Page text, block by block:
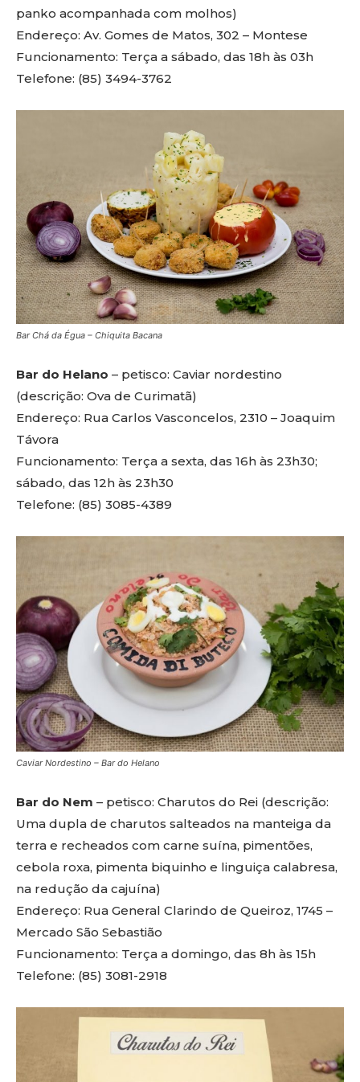
panko acompanhada com molhos)
Endereço: Av. Gomes de Matos, 302 – Montese
Funcionamento: Terça a sábado, das 18h às 03h
Telefone: (85) 3494-3762
Bar Chá da Égua – Chiquita Bacana
Bar do Helano – petisco: Caviar nordestino
(descrição: Ova de Curimatã)
Endereço: Rua Carlos Vasconcelos, 2310 – Joaquim
Távora
Funcionamento: Terça a sexta, das 16h às 23h30;
sábado, das 12h às 23h30
Telefone: (85) 3085-4389
Caviar Nordestino – Bar do Helano
Bar do Nem – petisco: Charutos do Rei (descrição:
Uma dupla de charutos salteados na manteiga da
terra e recheados com carne suína, pimentões,
cebola roxa, pimenta biquinho e linguiça calabresa,
na redução da cajuína)
Endereço: Rua General Clarindo de Queiroz, 1745 –
Mercado São Sebastião
Funcionamento: Terça a domingo, das 8h às 15h
Telefone: (85) 3081-2918